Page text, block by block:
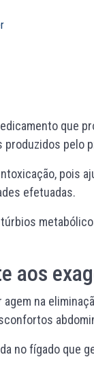
que
pelo
pois
efetuadas.
aos
na
no fígado que